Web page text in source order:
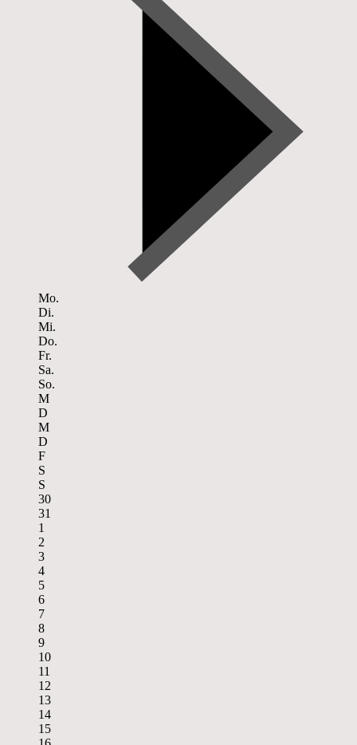
Mo.
Di.
Mi.
Do.
Fr.
Sa.
So.
M
D
M
D
F
S
S
30
31
1
2
3
4
5
6
7
8
9
10
11
12
13
14
15